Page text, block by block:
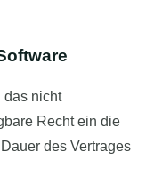
das nicht
Recht ein die
des Vertrages